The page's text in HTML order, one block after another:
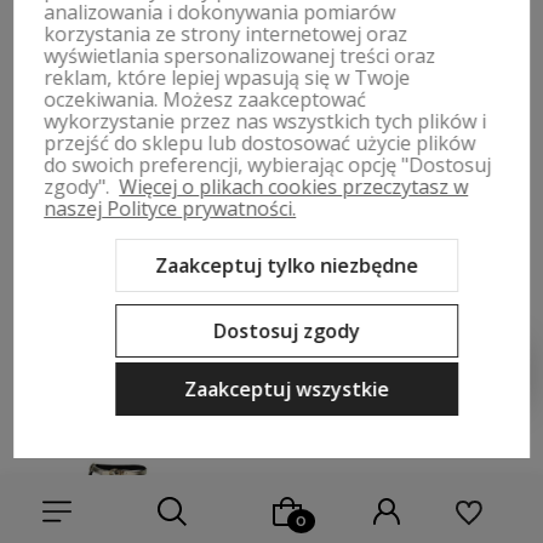
-60% Okazja
Damskie sandały czarne GOE
RR2N4244
199,00 zł
Cena regularna:499,00 zł
299,40 zł
-40% Okazja
Damskie sandały czarne GOE
RR2N4246
299,40 zł
Cena regularna:499,00 zł
Najniższa cena:349,30 zł
Do ulubionych
analizowania i dokonywania pomiarów
korzystania ze strony internetowej oraz
wyświetlania spersonalizowanej treści oraz
reklam, które lepiej wpasują się w Twoje
oczekiwania. Możesz zaakceptować
wykorzystanie przez nas wszystkich tych plików i
przejść do sklepu lub dostosować użycie plików
do swoich preferencji, wybierając opcję "Dostosuj
zgody". Więcej o plikach cookies przeczytasz w
naszej Polityce prywatności.
Zaakceptuj tylko niezbędne
Dostosuj zgody
Zaakceptuj wszystkie